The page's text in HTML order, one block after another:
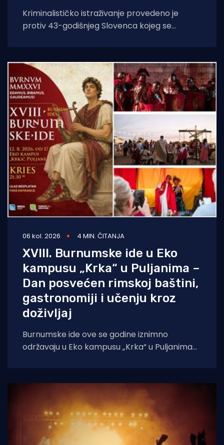
Kriminalističko istraživanje provedeno je
protiv 43-godišnjeg Slovenca kojeg se
06 kol. 2026 4 MIN. ČITANJA
XVIII. Burnumske ide u Eko
kampusu „Krka“ u Puljanima –
Dan posvećen rimskoj baštini,
gastronomiji i učenju kroz
doživljaj
Burnumske ide ove se godine iznimno
održavaju u Eko kampusu „Krka“ u Puljanima